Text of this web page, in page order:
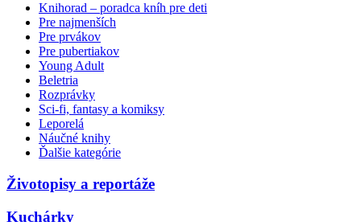
Knihorad – poradca kníh pre deti
Pre najmenších
Pre prvákov
Pre pubertiakov
Young Adult
Beletria
Rozprávky
Sci-fi, fantasy a komiksy
Leporelá
Náučné knihy
Ďalšie kategórie
Životopisy a reportáže
Kuchárky